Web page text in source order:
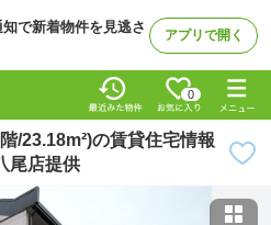
で新着物件を見逃さ
アプリで開く
0
/23.18m²)の賃貸住宅情報
尾店提供